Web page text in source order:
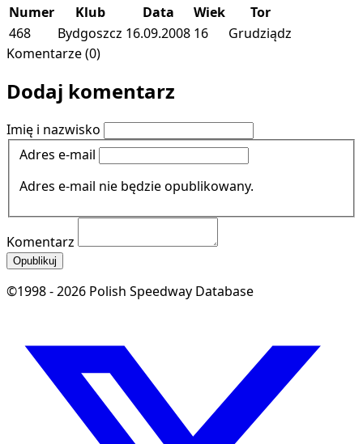
Numer Klub Data Wiek
Tor
468
Bydgoszcz 16.09.2008 16
Grudziądz
Komentarze (0)
Dodaj komentarz
Imię i nazwisko
Adres e-mail
Adres e-mail nie będzie opublikowany.
Komentarz
Opublikuj
©1998 - 2026 Polish Speedway Database